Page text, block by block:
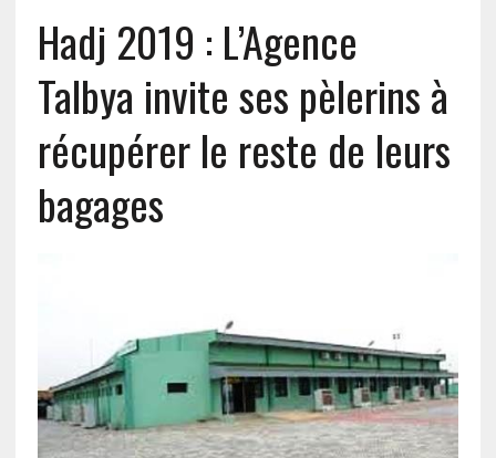
Hadj 2019 : L’Agence
Talbya invite ses pèlerins à
récupérer le reste de leurs
bagages